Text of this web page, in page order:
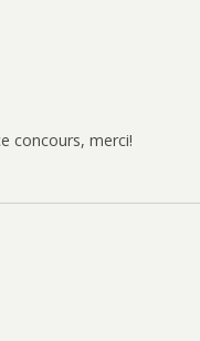
concours, merci!